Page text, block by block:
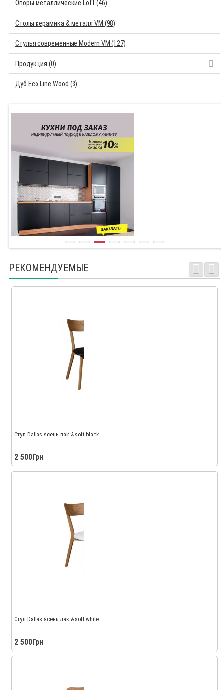
Опоры металлические Loft (46)
Столы керамика & металл VM (98)
Стулья современные Modern VM (127)
Продукция (0)
Дуб Eco Line Wood (3)
РЕКОМЕНДУЕМЫЕ
Стул Dallas ясень лак & soft black
2 500Грн
Стул Dallas ясень лак & soft white
2 500Грн